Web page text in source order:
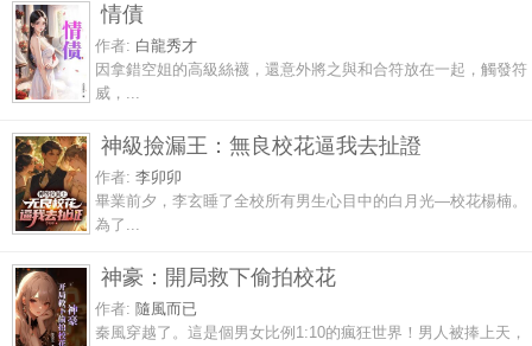
情債
作者: 白龍秀才
因拿錯空姐的高級絲襪，還意外將之與和合符放在一起，觸發符
威，...
神級撿漏王：無良校花逼我去扯證
作者: 李卯卯
畢業前夕，李玄睡了全校所有男生心目中的白月光—校花楊楠。
為了...
神豪：開局救下偷拍校花
作者: 隨風而已
秦風穿越了。這是個男女比例1:10的瘋狂世界！男人被捧上天，